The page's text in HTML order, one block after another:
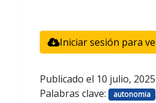
Iniciar sesión para
Publicado el 10 julio, 2025
Palabras clave:
autonomia